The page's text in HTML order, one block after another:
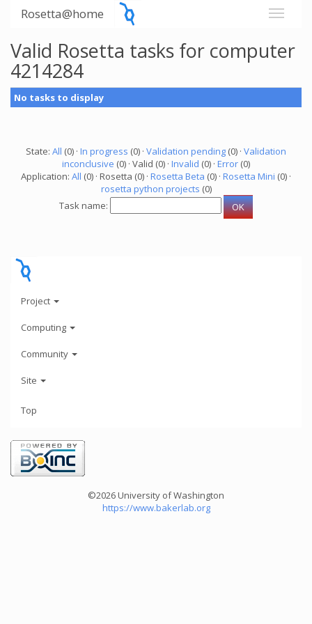
Rosetta@home
Valid Rosetta tasks for computer
4214284
No tasks to display
State: All (0) · In progress (0) · Validation pending (0) · Validation
inconclusive (0) · Valid (0) · Invalid (0) · Error (0)
Application: All (0) · Rosetta (0) · Rosetta Beta (0) · Rosetta Mini (0) ·
rosetta python projects (0)
Task name:
Project
Computing
Community
Site
Top
©2026 University of Washington
https://www.bakerlab.org